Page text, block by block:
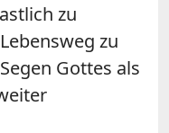
zu
zu
Gottes als